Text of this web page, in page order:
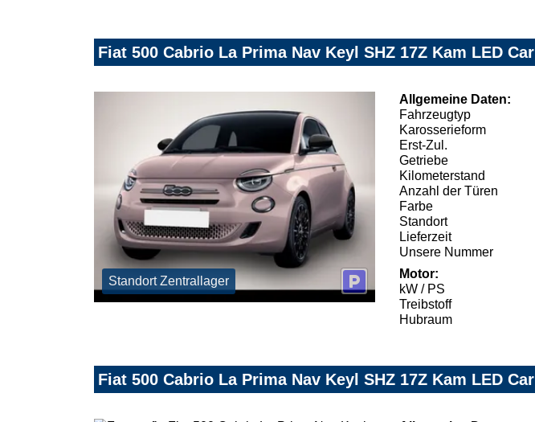
Fiat 500 Cabrio La Prima Nav Keyl SHZ 17Z Kam LED Car
Standort Zentrallager
Allgemeine Daten:
Fahrzeugtyp
Karosserieform
Erst-Zul.
Getriebe
Kilometerstand
Anzahl der Türen
Farbe
Standort
Lieferzeit
Unsere Nummer
Motor:
kW / PS
Treibstoff
Hubraum
Fiat 500 Cabrio La Prima Nav Keyl SHZ 17Z Kam LED Car